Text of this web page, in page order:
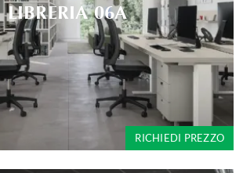
LIBRERIA 06A
RICHIEDI PREZZO